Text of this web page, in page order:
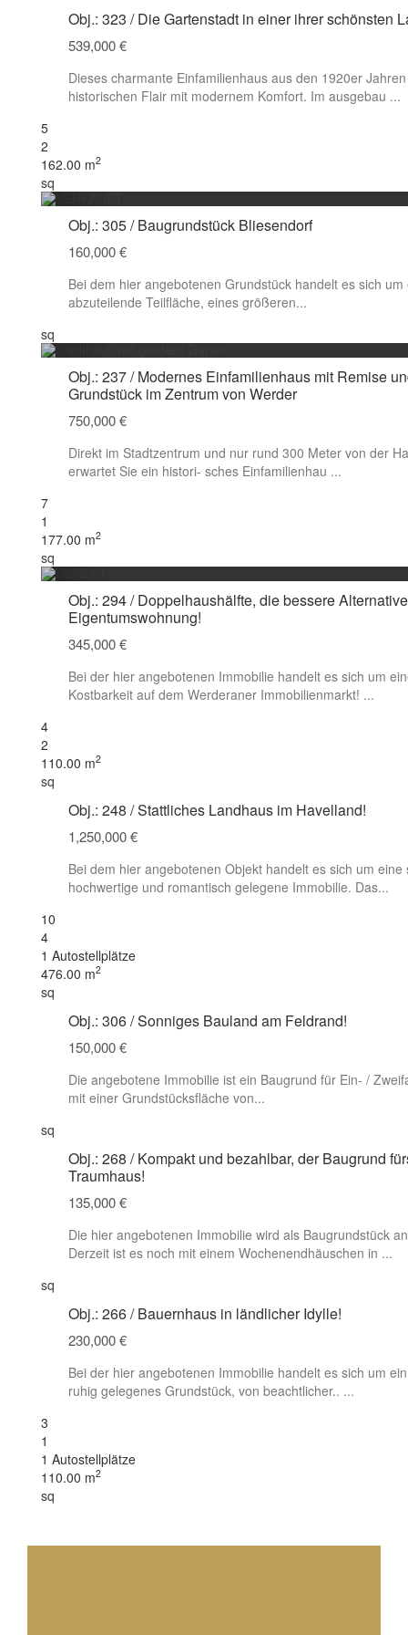
Obj.: 323 / Die Gartenstadt in einer ihrer schönsten
539,000 €
Dieses charmante Einfamilienhaus aus den 1920er
historischen Flair mit modernem Komfort. Im ausgebau ...
5
2
162.00 m2
sq
Obj.: 305 / Baugrundstück Bliesendorf
160,000 €
Bei dem hier angebotenen Grundstück handelt es sich um
abzuteilende Teilfläche, eines größeren...
sq
Obj.: 237 / Modernes Einfamilienhaus mit Remise
Grundstück im Zentrum von Werder
750,000 €
Direkt im Stadtzentrum und nur rund 300 Meter von der
erwartet Sie ein histori- sches Einfamilienhau ...
7
1
177.00 m2
sq
Obj.: 294 / Doppelhaushälfte, die bessere
Eigentumswohnung!
345,000 €
Bei der hier angebotenen Immobilie handelt es sich um
Kostbarkeit auf dem Werderaner Immobilienmarkt! ...
4
2
110.00 m2
sq
Obj.: 248 / Stattliches Landhaus im Havelland!
1,250,000 €
Bei dem hier angebotenen Objekt handelt es sich um eine
hochwertige und romantisch gelegene Immobilie. Das...
10
4
1 Autostellplätze
476.00 m2
sq
Obj.: 306 / Sonniges Bauland am Feldrand!
150,000 €
Die angebotene Immobilie ist ein Baugrund für Ein- /
mit einer Grundstücksfläche von...
sq
Obj.: 268 / Kompakt und bezahlbar, der Baugrund
Traumhaus!
135,000 €
Die hier angebotenen Immobilie wird als Baugrundstück
Derzeit ist es noch mit einem Wochenendhäuschen in ...
sq
Obj.: 266 / Bauernhaus in ländlicher Idylle!
230,000 €
Bei der hier angebotenen Immobilie handelt es sich um
ruhig gelegenes Grundstück, von beachtlicher.. ...
3
1
1 Autostellplätze
110.00 m2
sq